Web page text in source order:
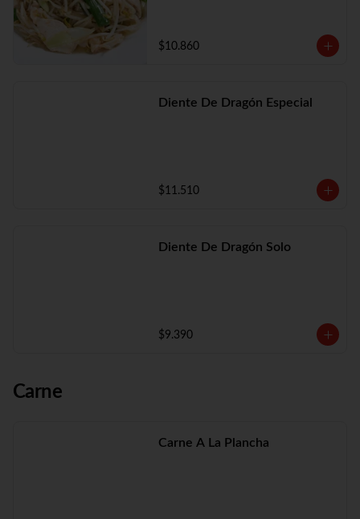
$10.860
Diente De Dragón Especial
$11.510
Diente De Dragón Solo
$9.390
Carne
Carne A La Plancha